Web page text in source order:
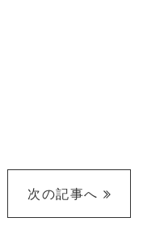
次の記事へ